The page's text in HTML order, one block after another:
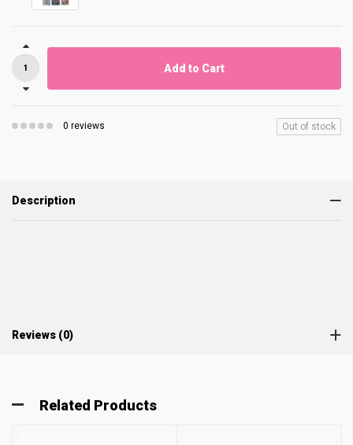
Add to Cart
0 reviews Out of stock
Description
Reviews (0)
Related Products